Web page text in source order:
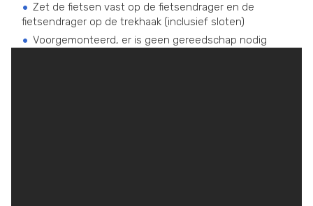
Zet de fietsen vast op de fietsendrager en de
fietsendrager op de trekhaak (inclusief sloten)
Voorgemonteerd, er is geen gereedschap nodig